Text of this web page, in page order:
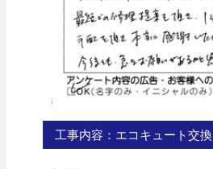
工事内容：エコキュート交換